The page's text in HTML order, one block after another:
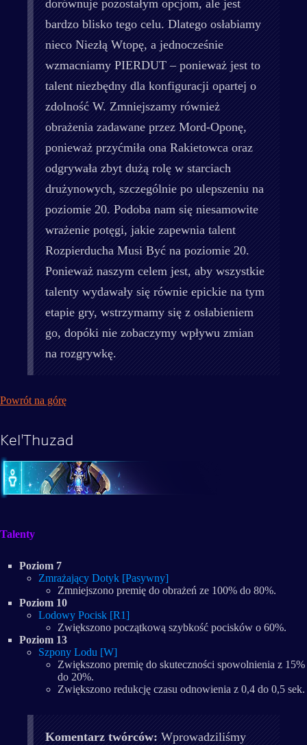
dorównuje pozostałym opcjom, ale jest
bardzo blisko tego celu. Dlatego osłabiamy
nieco Niezłą Wtopę, a jednocześnie
wzmacniamy PIERDUT – ponieważ jest to
talent niezbędny dla konfiguracji opartej o
zdolność W. Zmniejszamy również
obrażenia zadawane przez Mord-Oponę,
ponieważ przyćmiła ona Rakietowca oraz
odgrywała zbyt dużą rolę w starciach
drużynowych, szczególnie po ulepszeniu na
poziomie 20. Podoba nam się niesamowite
wrażenie potęgi, jakie zapewnia talent
Rozpierducha Musi Być na poziomie 20.
Ponieważ naszym celem jest, aby wszystkie
talenty wydawały się równie epickie na tym
etapie gry, wstrzymamy się z osłabieniem
go, dopóki nie zobaczymy wpływu zmian
na rozgrywkę.
Powrót na górę
Kel'Thuzad
Talenty
Poziom 7
Zmrażający Dotyk [Pasywny]
Zmniejszono premię do obrażeń ze 100% do 80%.
Poziom 10
Lodowy Pocisk [R1]
Zwiększono początkową szybkość pocisków o 60%.
Poziom 13
Szpony Lodu [W]
Zwiększono premię do skuteczności spowolnienia z 15%
do 20%.
Zwiększono redukcję czasu odnowienia z 0,4 do 0,5 sek.
Komentarz twórców: Wprowadziliśmy